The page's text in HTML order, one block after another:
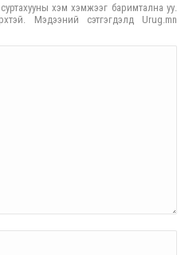
хэм хэмжээг баримтална уу.
Мэдээний сэтгэгдэлд Urug.mn